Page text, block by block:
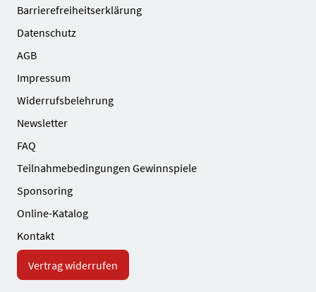
Barrierefreiheitserklärung
Datenschutz
AGB
Impressum
Widerrufsbelehrung
Newsletter
FAQ
Teilnahmebedingungen Gewinnspiele
Sponsoring
Online-Katalog
Kontakt
Vertrag widerrufen